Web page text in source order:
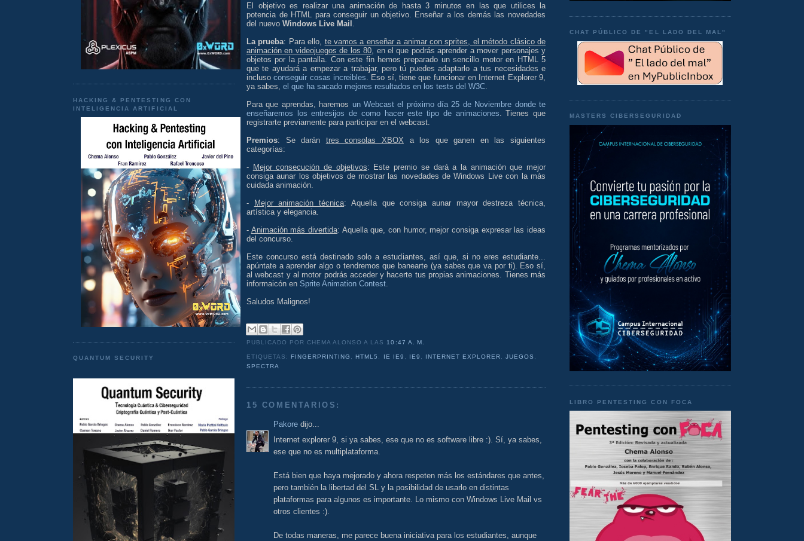
HACKING & PENTESTING CON
INTELIGENCIA ARTIFICIAL
QUANTUM SECURITY
El objetivo es realizar una animación de hasta 3 minutos en las que utilices la
potencia de HTML para conseguir un objetivo. Enseñar a los demás las novedades
del nuevo Windows Live Mail
La prueba: Para ello, te vamos a enseñar a animar con sprites, el método clásico de
animación en videojuegos de los 80 , en el que podrás aprender a mover personajes y
objetos por la pantalla. Con este fin hemos preparado un sencillo motor en HTML 5
que te ayudará a empezar a trabajar, pero tú puedes adaptarlo a tus necesidades e
inclusoconseguir cosas increibles . Eso sí, tiene que funcionar en Internet Explorer 9,
ya sabes, el que ha sacado mejores resultados en los tests del W3C
Para que aprendas, haremos un Webcast el próximo día 25 de Noviembre donde te
enseñaremos los entresijos de como hacer este tipo de animaciones . Tienes que
registrarte previamente para participar en el webcast.
Premios: Se darán tres consolas XBOX a los que ganen en las siguientes
categorías:
- Mejor consecución de objetivos: Este premio se dará a la animación que mejor
consiga aunar los objetivos de mostrar las novedades de Windows Live con la más
cuidada animación.
- Mejor animación técnica: Aquella que consiga aunar mayor destreza técnica,
artística y elegancia.
- Animación más divertida: Aquella que, con humor, mejor consiga expresar las ideas
del concurso.
Este concurso está destinado solo a estudiantes, así que, si no eres estudiante...
apúntate a aprender algo o tendremos que banearte (ya sabes que va por ti). Eso sí,
al webcast y al motor podrás acceder y hacerte tus propias animaciones. Tienes más
informaicón en Sprite Animation Contest
Saludos Malignos!
PUBLICADO POR CHEMA ALONSOA LAS10:47 A. M.
ETIQUETAS: FINGERPRINTING HTML5 IE IE9 IE9 INTERNET EXPLORER JUEGOS
SPECTRA
15 COMENTARIOS:
Pakore dijo...
Internet explorer 9, si ya sabes, ese que no es software libre :). Sí, ya sabes,
ese que no es multiplataforma.
Está bien que haya mejorado y ahora respeten más los estándares que antes,
pero también la libertad del SL y la posibilidad de usarlo en distintas
plataformas para algunos es importante. Lo mismo con Windows Live Mail vs
otros clientes :).
De todas maneras, me parece buena iniciativa para los estudiantes, aunque
CHAT PÚBLICO DE "EL LADO DEL MAL"
MASTERS CIBERSEGURIDAD
LIBRO PENTESTING CON FOCA